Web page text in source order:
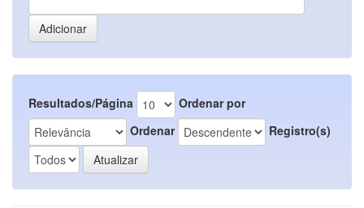
Resultados/Página
Ordenar por
Ordenar
Registro(s)